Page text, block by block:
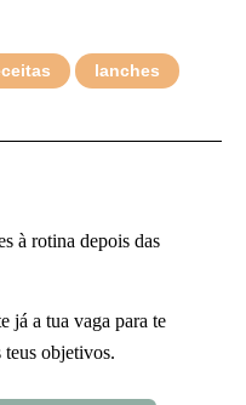
lanches
à rotina depois das
já a tua vaga para te
objetivos.